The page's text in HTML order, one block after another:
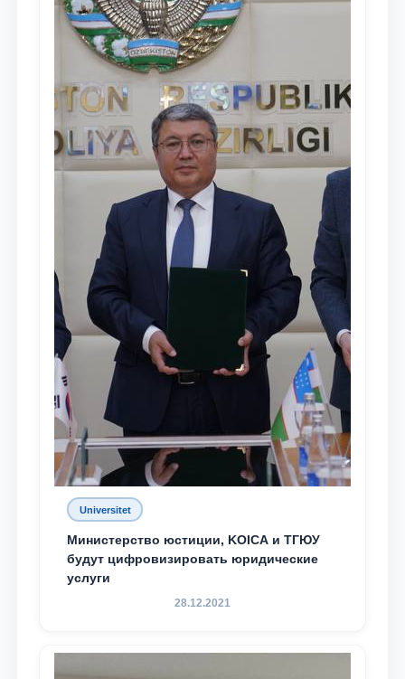
Universitet
Министерство юстиции, KOICA и ТГЮУ
будут цифровизировать юридические
услуги
28.12.2021